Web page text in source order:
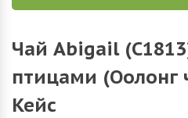
Чай Abigail
птицами (Оолонг
Кейс